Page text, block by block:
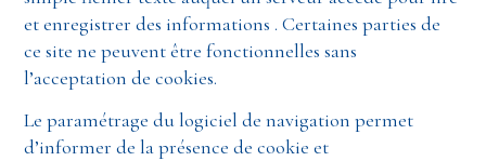
et enregistrer des informations . Certaines parties de
ce site ne peuvent être fonctionnelles sans
l’acceptation de cookies.
Le paramétrage du logiciel de navigation permet
d’informer de la présence de cookie et